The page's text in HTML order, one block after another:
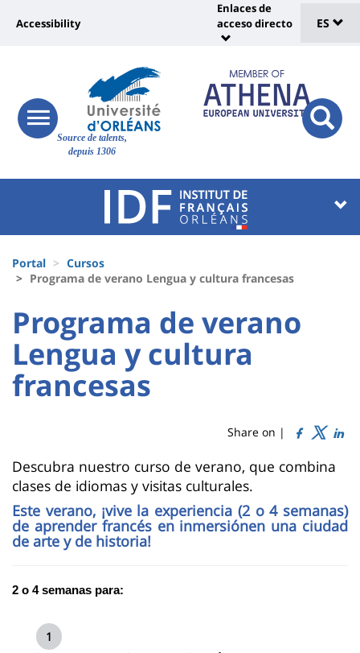
Site
Source de talents,
depuis 1306
Université
Recherche
responsive
menu
button
Université
vers
page
accessibilité
Accessibility
:
Shortcut
links
Enlaces de
acceso directo
de
ES
Université
Block
liste
composantes
d'Ariane
Portal
Cursos
Programa de verano Lengua y cultura francesas
University
:
Sidebar
University
:
Main
content
Titre
de
Programa de verano
Lengua y cultura
francesas
Share on |
Contenu
de
la
page
Descubra nuestro curso de verano, que combina
clases de idiomas y visitas culturales.
Este verano, ¡vive la experiencia (2 o 4 semanas)
de aprender francés en inmersiónen una ciudad
de arte y de historia!
2 o 4 semanas para: